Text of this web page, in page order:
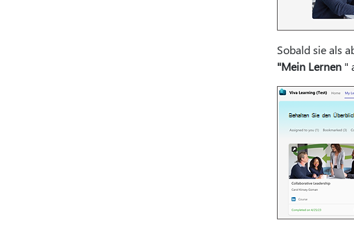
Sobald sie als
"Mein Lernen "